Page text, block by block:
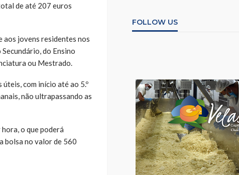
de até 207 euros
aos jovens residentes nos
do Ensino
ou Mestrado.
com início até ao 5.º
não ultrapassando as
o que poderá
bolsa no valor de 560
FOLLOW US